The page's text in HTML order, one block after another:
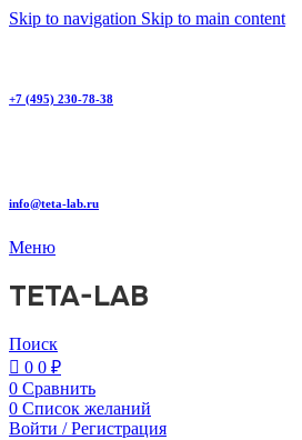
Skip to navigation Skip to main content
+7 (495) 230-78-38
info@teta-lab.ru
Меню
TETA-LAB
Поиск
0 0 ₽
0 Сравнить
0 Список желаний
Войти / Регистрация